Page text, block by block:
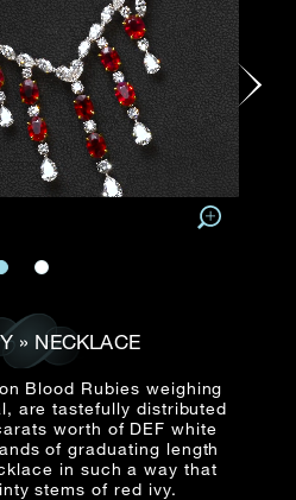
» NECKLACE
Blood Rubies weighing
are tastefully distributed
worth of DEF white
of graduating length
in such a way that
stems of red ivy.
NOM DE
FAMILLE*
Heure :
(GMT+8)(GMT+8)